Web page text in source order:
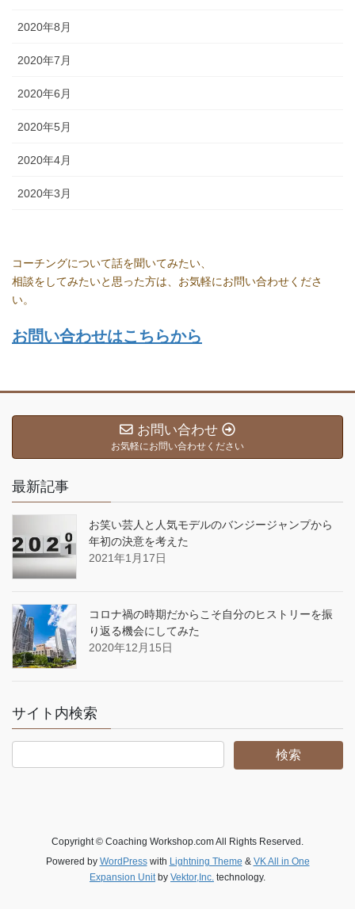
2020年8月
2020年7月
2020年6月
2020年5月
2020年4月
2020年3月
コーチングについて話を聞いてみたい、
相談をしてみたいと思った方は、お気軽にお問い合わせくださ
い。
お問い合わせはこちらから
お問い合わせ
お気軽にお問い合わせください
最新記事
お笑い芸人と人気モデルのバンジージャンプから
年初の決意を考えた
2021年1月17日
コロナ禍の時期だからこそ自分のヒストリーを振
り返る機会にしてみた
2020年12月15日
サイト内検索
Copyright © Coaching Workshop.com All Rights Reserved.
Powered by WordPresswith Lightning Theme & VK All in One
Expansion Unitby Vektor,Inc. technology.